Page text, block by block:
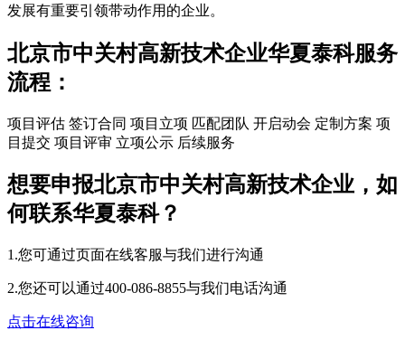
发展有重要引领带动作用的企业。
北京市中关村高新技术企业华夏泰科服务
流程：
项目评估 签订合同 项目立项 匹配团队 开启动会 定制方案 项
目提交 项目评审 立项公示 后续服务
想要申报北京市中关村高新技术企业，如
何联系华夏泰科？
1.您可通过页面在线客服与我们进行沟通
2.您还可以通过400-086-8855与我们电话沟通
点击在线咨询